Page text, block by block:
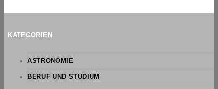
KATEGORIEN
ASTRONOMIE
BERUF UND STUDIUM